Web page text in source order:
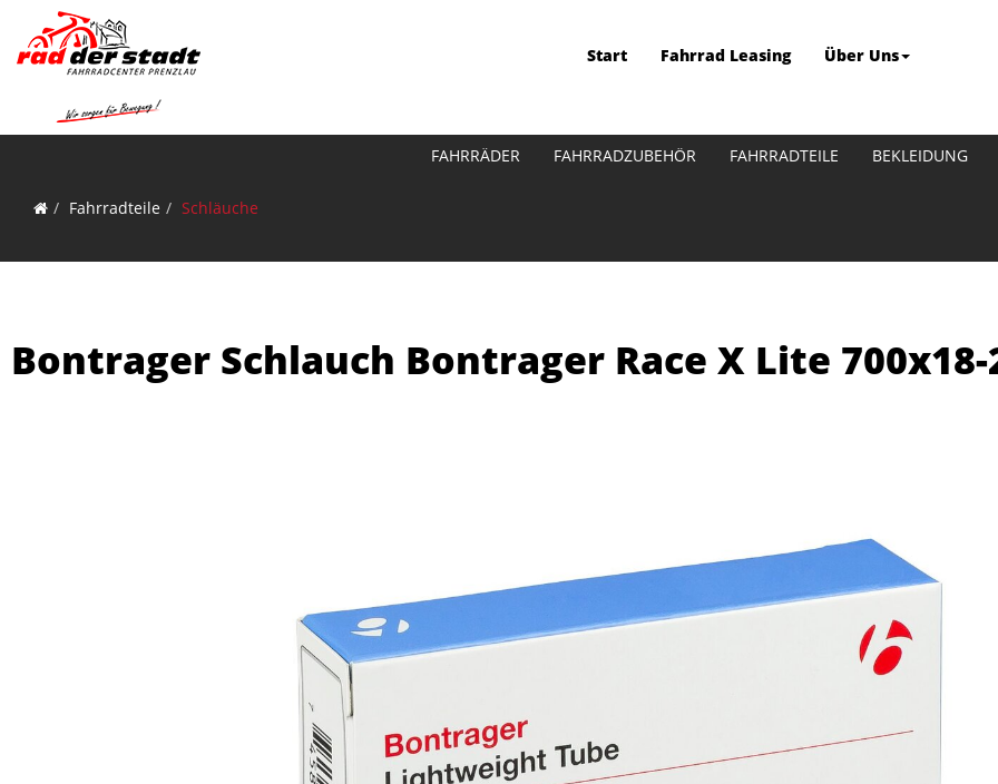
Start Fahrrad Leasing Über Uns
FAHRRÄDER FAHRRADZUBEHÖR FAHRRADTEILE BEKLEIDUNG
Fahrradteile Schläuche
Bontrager Schlauch Bontrager Race X Lite 700x18-